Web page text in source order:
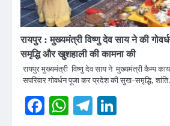
रायपुर : मुख्यमंत्री विष्णु देव साय ने की
समृद्धि और खुशहाली की कामना की
रायपुर मुख्यमंत्री विष्णु देव साय ने मुख्यमंत्री कैम्प
सपरिवार गोवर्धन पूजा कर प्रदेश की सुख-समृद्धि,
Facebook
WhatsApp
Telegram